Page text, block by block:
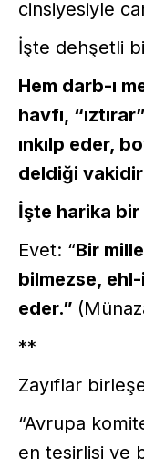
cinsiyesiyle
İşte dehşetli
Hem darb-ı
havfı,
ınkılp eder,
deldiği
İşte harika
Evet: “Bir
bilmezse,
eder.”
**
Zayıflar
“Avrupa
en tesirlisi ve